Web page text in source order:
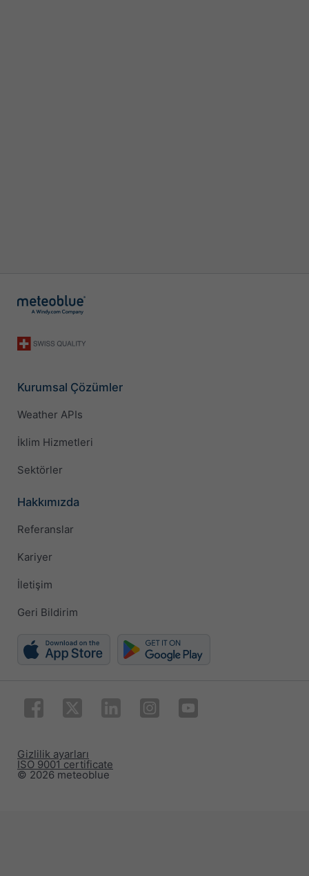
Kurumsal Çözümler
Weather APIs
İklim Hizmetleri
Sektörler
Hakkımızda
Referanslar
Kariyer
İletişim
Geri Bildirim
© 2026 meteoblue
ISO 9001 certificate
Gizlilik ayarları